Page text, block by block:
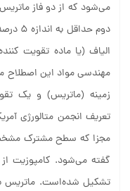
می‌شود که از دو فاز
دوم
مهندسی مواد این اصطلاح
زمینه (ماتریس) و یک
تعریف انجمن متالورژی
مجزا که سطح مشترک
گفته می‌شود. کامپوزیت
تشکیل شده‌است. ماتریس